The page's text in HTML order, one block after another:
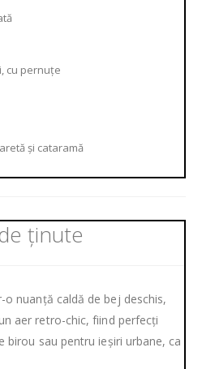
cu pernuțe
și cataramă
ținute
nuanță caldă de bej deschis,
aer retro-chic, fiind perfecți
birou sau pentru ieșiri urbane, ca